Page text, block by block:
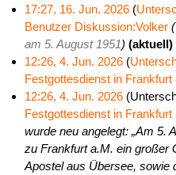
n
17:27, 16. Jun. 2026
Benutzer Diskussion:Volker
am 5. August 1951
aktuell
12:26, 4. Jun. 2026
Festgottesdienst in Frankfurt
K
e
i
n
e
12:26, 4. Jun. 2026
Festgottesdienst in Frankfurt
wurde neu angelegt: „Am 5.
zu Frankfurt a.M. ein großer
Apostel aus Übersee, sowie